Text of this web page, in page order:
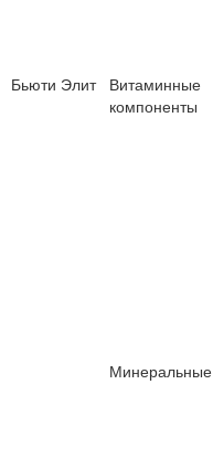
Бьюти Элит
Витаминные
компоненты
Минеральные